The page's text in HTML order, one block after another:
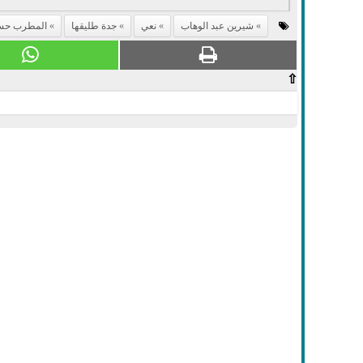
شيرين عبد الوهاب نعي جدة طليقها المطرب
⇧